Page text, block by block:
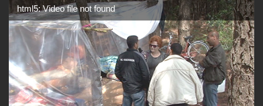
html5: Video file not found